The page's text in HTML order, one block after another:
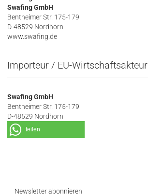
Swafing GmbH
Bentheimer Str. 175-179
D-48529 Nordhorn
www.swafing.de
Importeur / EU-Wirtschaftsakteur
Swafing GmbH
Bentheimer Str. 175-179
D-48529 Nordhorn
teilen
Newsletter abonnieren